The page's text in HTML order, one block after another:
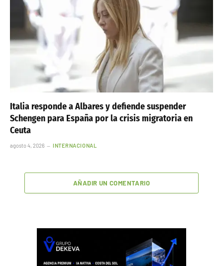
Italia responde a Albares y defiende suspender
Schengen para España por la crisis migratoria en
Ceuta
agosto 4, 2026 INTERNACIONAL
AÑADIR UN COMENTARIO